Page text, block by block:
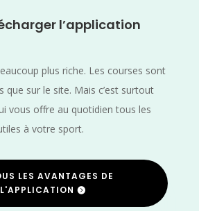
l’application
plus riche. Les courses sont
que sur le site. Mais c’est surtout
vous offre au quotidien tous les
à votre sport.
LES AVANTAGES DE
L'APPLICATION